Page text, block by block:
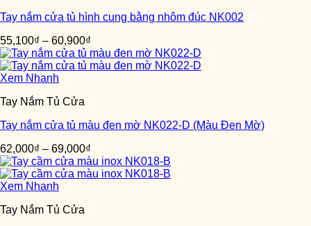
Tay nắm cửa tủ hình cung bằng nhôm đúc NK002
55,100₫ – 60,900₫
Xem Nhanh
Tay Nắm Tủ Cửa
Tay nắm cửa tủ màu đen mờ NK022-D (Màu Đen Mờ)
62,000₫ – 69,000₫
Xem Nhanh
Tay Nắm Tủ Cửa